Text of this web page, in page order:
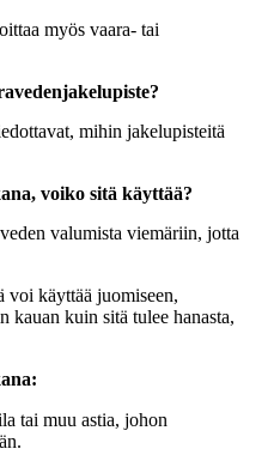
myös vaara- tai
mihin jakelupisteitä
voiko sitä käyttää?
valumista viemäriin, jotta
voi käyttää juomiseen,
kauan kuin sitä tulee hanasta,
tai muu astia, johon